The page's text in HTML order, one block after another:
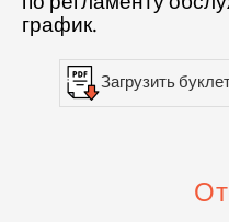
график.
Загрузить